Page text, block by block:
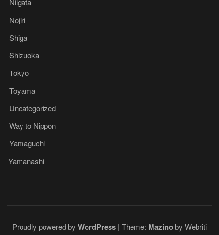
Niigata
Nojiri
Shiga
Shizuoka
Tokyo
Toyama
Uncategorized
Way to Nippon
Yamaguchi
Yamanashi
Proudly powered by WordPress | Theme: Mazinoby Webriti